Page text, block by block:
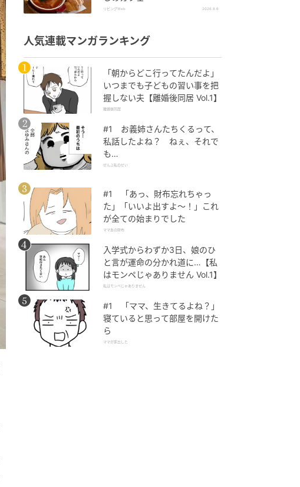
リビングWeb 2026.8.6
人気連載マンガランキング
「朝からどこ行ってたんだよ」
いつまでも子どもの習い事を把
握しない夫【離婚後同居 Vol.1】
離婚後同居
#1 お義姉さんたちくるって、
私話したよね？ ねぇ、それで
も…
ぜんぶ私のせい
#1 「あっ、財布忘れちゃっ
た」「いいよ出すよ〜！」これ
が全ての始まりでした
ママ友の財布
入学式からわずか3日、娘のひ
と言が運命の分かれ道に…【私
はモンペじゃありません Vol.1】
私はモンペじゃありません
#1 「ママ、生きてるよね？」
寝ていると思って部屋を開けた
ら
ママが家出した